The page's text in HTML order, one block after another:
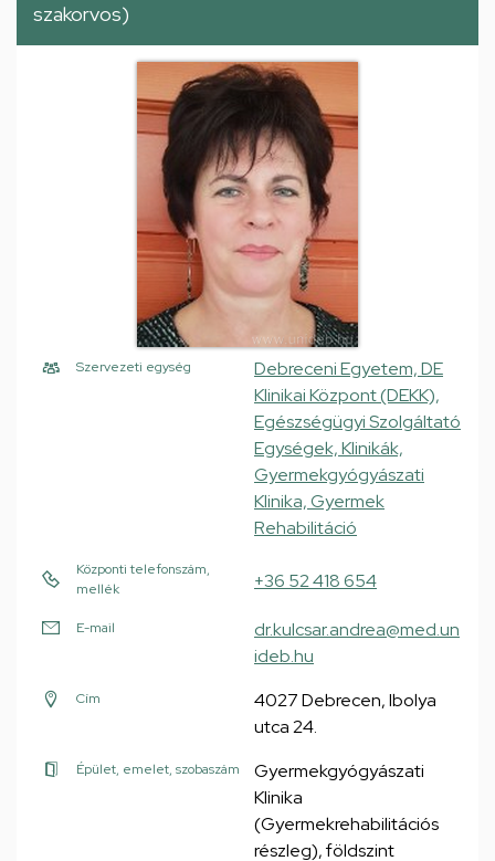
szakorvos)
Szervezeti egység
Debreceni Egyetem, DE
Klinikai Központ (DEKK),
Egészségügyi Szolgáltató
Egységek, Klinikák,
Gyermekgyógyászati
Klinika, Gyermek
Rehabilitáció
Központi telefonszám,
mellék
+36 52 418 654
E-mail
dr.kulcsar.andrea@med.un
ideb.hu
Cím
4027 Debrecen, Ibolya
utca 24.
Épület, emelet, szobaszám
Gyermekgyógyászati
Klinika
(Gyermekrehabilitációs
részleg), földszint